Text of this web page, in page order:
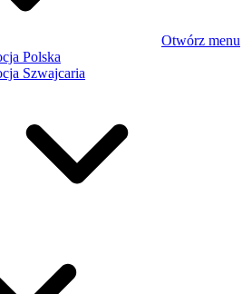
Otwórz menu
Polska
Szwajcaria